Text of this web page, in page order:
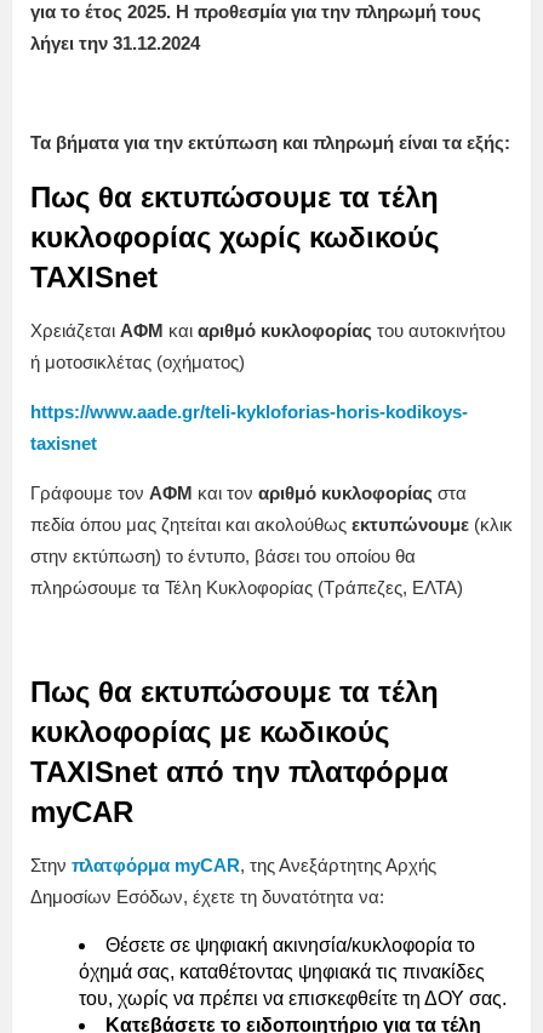
για το έτος 2025. Η προθεσμία για την πληρωμή τους
λήγει την 31.12.2024
Τα βήματα για την εκτύπωση και πληρωμή είναι τα εξής:
Πως θα εκτυπώσουμε τα τέλη
κυκλοφορίας χωρίς κωδικούς
TAXISnet
Χρειάζεται ΑΦΜ και αριθμό κυκλοφορίας του αυτοκινήτου
ή μοτοσικλέτας (οχήματος)
https://www.aade.gr/teli-kykloforias-horis-kodikoys-
taxisnet
Γράφουμε τον ΑΦΜ και τον αριθμό κυκλοφορίας στα
πεδία όπου μας ζητείται και ακολούθως εκτυπώνουμε (κλικ
στην εκτύπωση) το έντυπο, βάσει του οποίου θα
πληρώσουμε τα Τέλη Κυκλοφορίας (Τράπεζες, ΕΛΤΑ)
Πως θα εκτυπώσουμε τα τέλη
κυκλοφορίας με κωδικούς
TAXISnet από την πλατφόρμα
myCAR
Στην πλατφόρμα myCAR, της Ανεξάρτητης Αρχής
Δημοσίων Εσόδων, έχετε τη δυνατότητα να:
Θέσετε σε ψηφιακή ακινησία/κυκλοφορία το
όχημά σας, καταθέτοντας ψηφιακά τις πινακίδες
του, χωρίς να πρέπει να επισκεφθείτε τη ΔΟΥ σας.
Κατεβάσετε το ειδοποιητήριο για τα τέλη